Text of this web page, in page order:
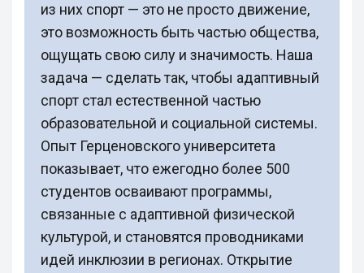
из них спорт — это не просто движение,
это возможность быть частью общества,
ощущать свою силу и значимость. Наша
задача — сделать так, чтобы адаптивный
спорт стал естественной частью
образовательной и социальной системы.
Опыт Герценовского университета
показывает, что ежегодно более 500
студентов осваивают программы,
связанные с адаптивной физической
культурой, и становятся проводниками
идей инклюзии в регионах. Открытие